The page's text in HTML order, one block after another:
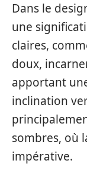
Dans le
une
claires,
doux,
apportant
inclination
sombres, où
impérative.